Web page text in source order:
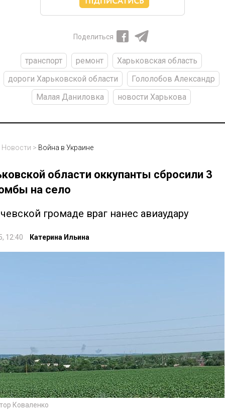
Поделиться
транспорт ремонт
Харьковская область
дороги Харьковской области
Гололобов Александр
Малая Даниловка
новости Харькова
Новости > Война в Украине
области оккупанты сбросили 3
на село
громаде враг нанес авиаудару
12:40 Катерина Ильина
Коваленко